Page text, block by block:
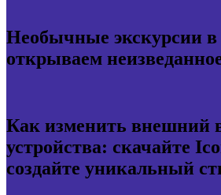
Необычные экскурсии в
открываем
Как изменить внешний
устройства: скачайте
создайте уникальный